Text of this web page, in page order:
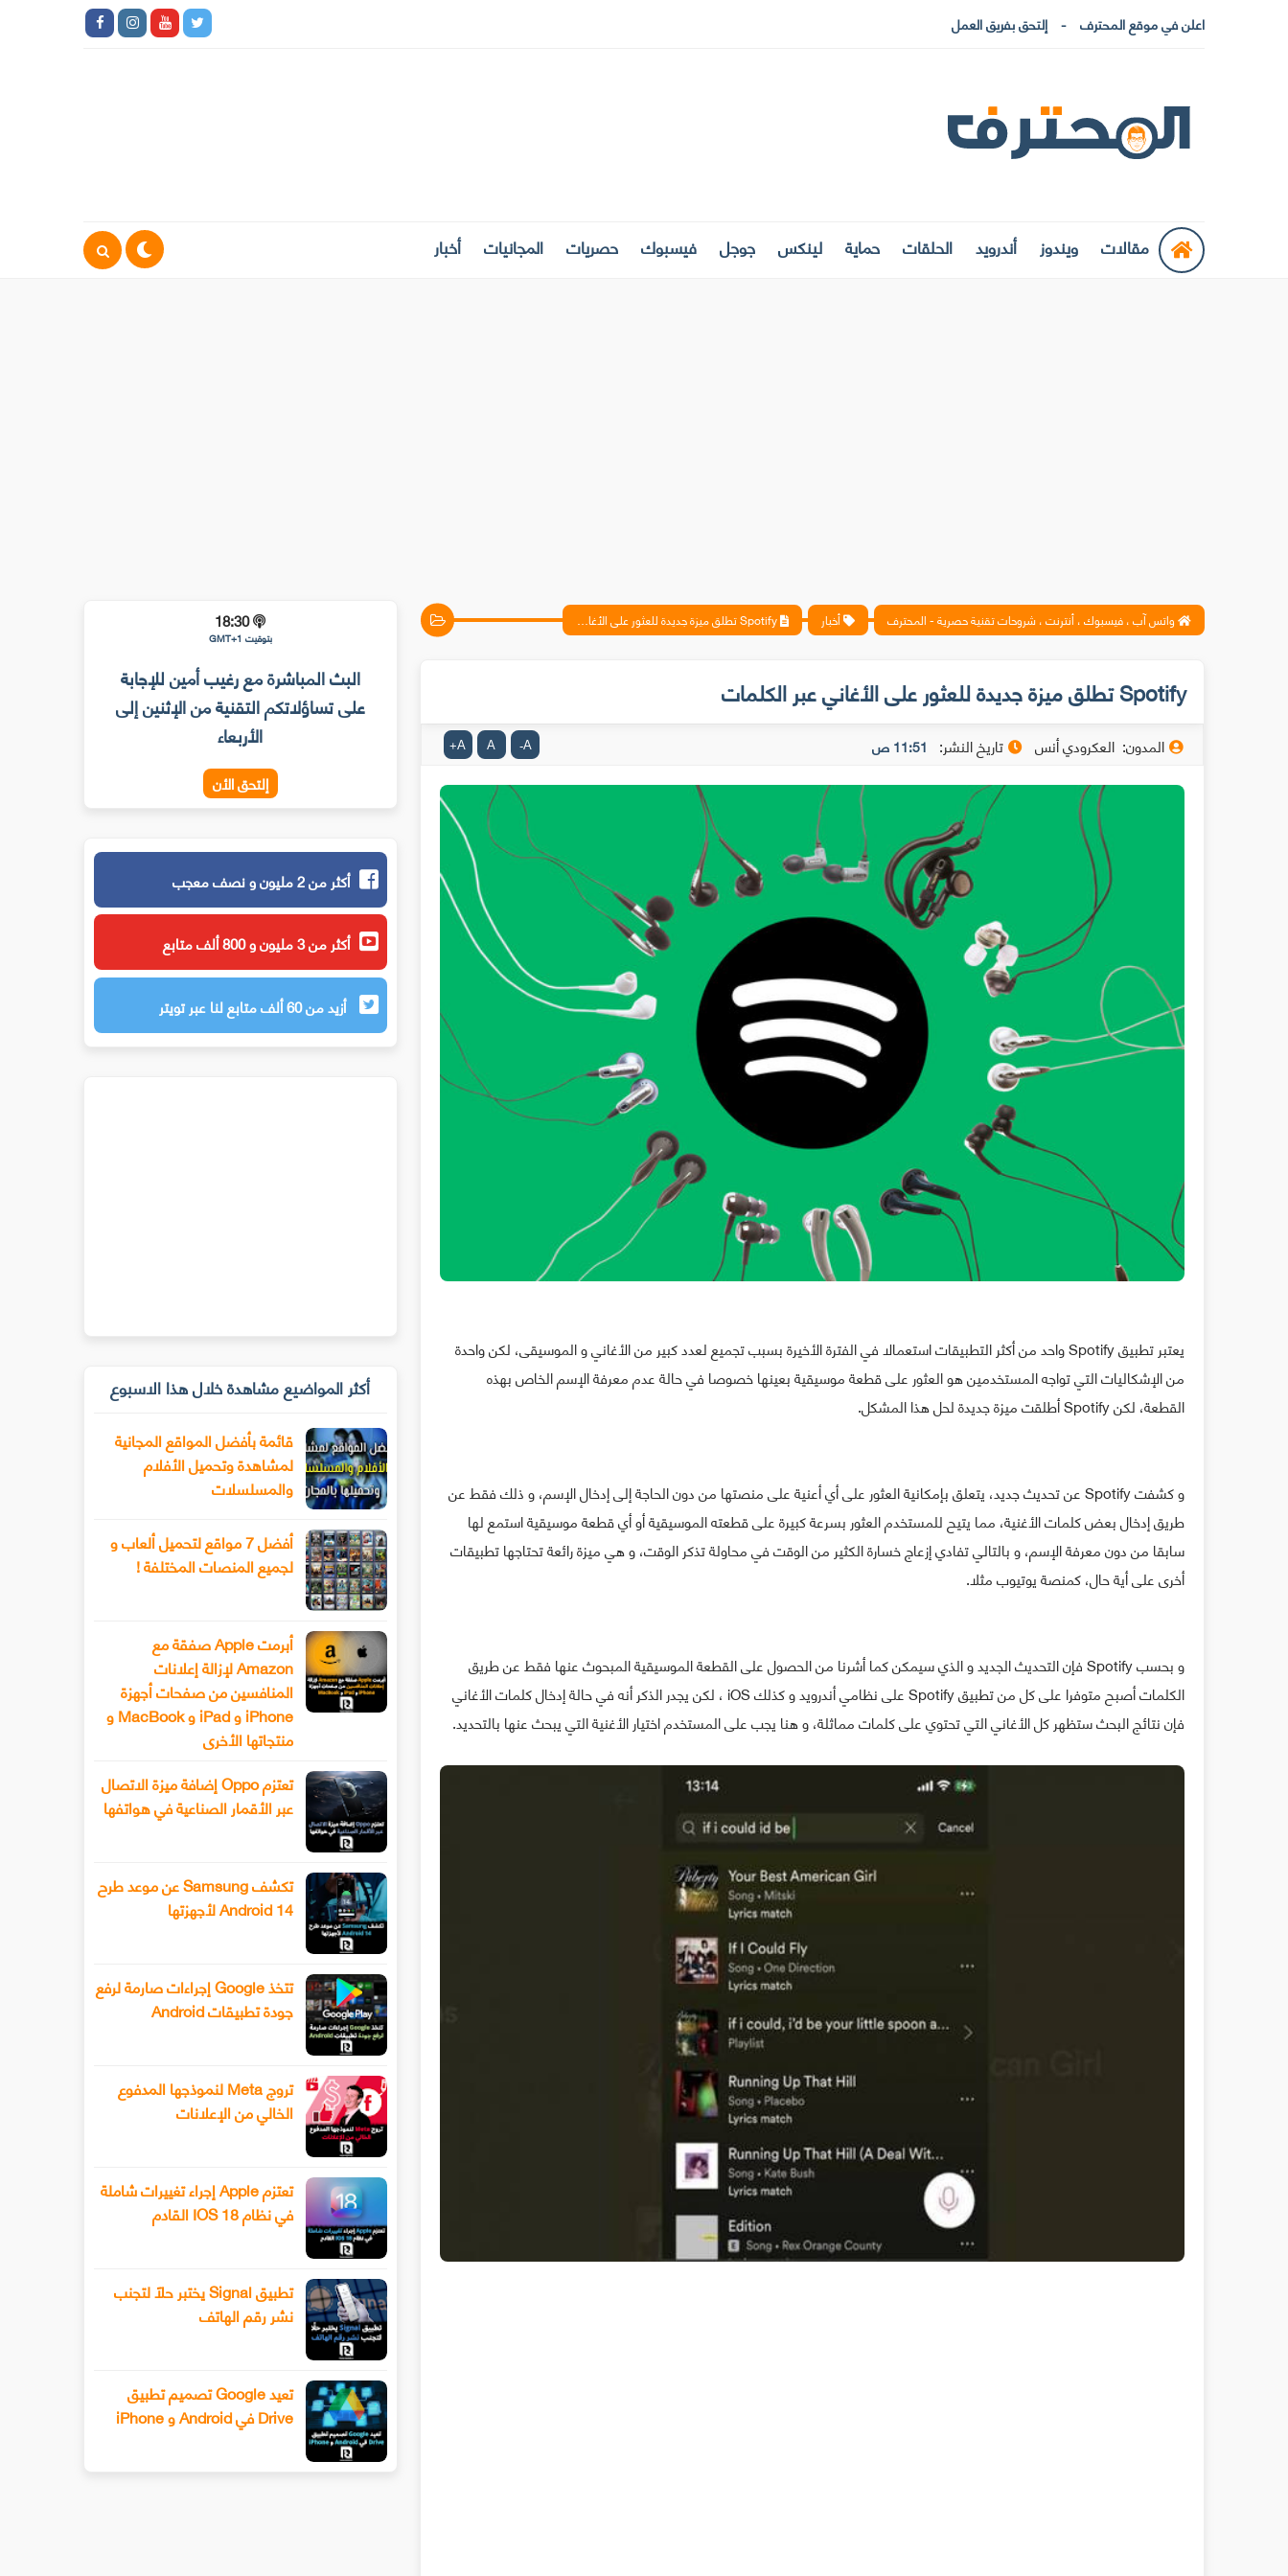
اعلن في موقع المحترف إلتحق بفريق العمل
مقالات ويندوز أندرويد الحلقات حماية لينكس جوجل فيسبوك حصريات المجانيات أخبار
واتس آب ، فيسبوك ، أنترنت ، شروحات تقنية حصرية - المحترف أخبار
Spotify تطلق ميزة جديدة للعثور على الأغاني عبر الكلمات
المدون: العكرودي أنس تاريخ النشر: 11:51 ص A
-
A
A
+
يعتبر تطبيق Spotify واحد من أكثر التطبيقات استعمالا في الفترة الأخيرة بسبب تجميع لعدد كبير من الأغاني و الموسيقى، لكن واحدة
من الإشكاليات التي تواجه المستخدمين هو العثور على قطعة موسيقية بعينها خصوصا في حالة عدم معرفة الإسم الخاص بهذه
القطعة، لكن Spotify أطلقت ميزة جديدة لحل هذا المشكل.
و كشفت Spotify عن تحديث جديد، يتعلق بإمكانية العثور على أي أعنية على منصتها من دون الحاجة إلى إدخال الإسم، و ذلك فقط عن
طريق إدخال بعض كلمات الأغنية، مما يتيح للمستخدم العثور بسرعة كبيرة على قطعته الموسيقية أو أي قطعة موسيقية استمع لها
سابقا من دون معرفة الإسم، و بالتالي تفادي إزعاج خسارة الكثير من الوقت في محاولة تذكر الوقت، و هي ميزة رائعة تحتاجها تطبيقات
أخرى على أية حال، كمنصة يوتيوب مثلا.
و بحسب Spotify فإن التحديث الجديد و الذي سيمكن كما أشرنا من الحصول على القطعة الموسيقية المبحوث عنها فقط عن طريق
الكلمات أصبح متوفرا على كل من تطبيق Spotify على نظامي أندرويد و كذلك iOS ، لكن يجدر الذكر أنه في حالة إدخال كلمات الأغاني
فإن نتائج البحث ستظهر كل الأغاني التي تحتوي على كلمات مماثلة، و هنا يجب على المستخدم اختيار الأغنية التي يبحث عنها بالتحديد.
18:30
بتوقيت GMT+1
البث المباشرة مع رغيب أمين للإجابة
على تساؤلاتكم التقنية من الإثنين إلى
الأربعاء
إلتحق الأن
أكثر من 2 مليون و نصف معجب
أكثر من 3 مليون و 800 ألف متابع
أزيد من 60 ألف متابع لنا عبر تويتر
أكثر المواضيع مشاهدة خلال هذا الاسبوع
قائمة بأفضل المواقع المجانية
لمشاهدة وتحميل الأفلام
والمسلسلات
أفضل 7 مواقع لتحميل ألعاب و
لجميع المنصات المختلفة !
أبرمت Apple صفقة مع
Amazon لإزالة إعلانات
المنافسين من صفحات أجهزة
iPhone و iPad و MacBook و
منتجاتها الأخرى
تعتزم Oppo إضافة ميزة الاتصال
عبر الأقمار الصناعية في هواتفها
تكشف Samsung عن موعد طرح
Android 14 لأجهزتها
تتخذ Google إجراءات صارمة لرفع
جودة تطبيقات Android
تروج Meta لنموذجها المدفوع
الخالي من الإعلانات
تعتزم Apple إجراء تغييرات شاملة
في نظام IOS 18 القادم
تطبيق Signal يختبر حلًا لتجنب
نشر رقم الهاتف
تعيد Google تصميم تطبيق
Drive في Android و iPhone